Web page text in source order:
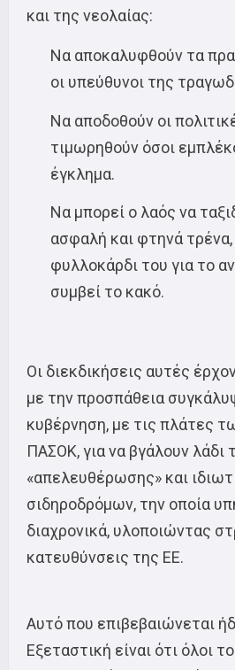
και της νεολαίας:
Να αποκαλυφθούν τα
οι υπεύθυνοι της
Να αποδοθούν οι
τιμωρηθούν όσοι
έγκλημα.
Να μπορεί ο λαός να
ασφαλή και φτηνά
φυλλοκάρδι του για το
συμβεί το κακό.
Οι διεκδικήσεις αυτές
με την προσπάθεια
κυβέρνηση, με τις πλάτες
ΠΑΣΟΚ, για να βγάλουν λάδι
«απελευθέρωσης» και
σιδηροδρόμων, την οποία
διαχρονικά, υλοποιώντας
κατευθύνσεις της ΕΕ.
Αυτό που επιβεβαιώνεται
Εξεταστική είναι ότι όλοι